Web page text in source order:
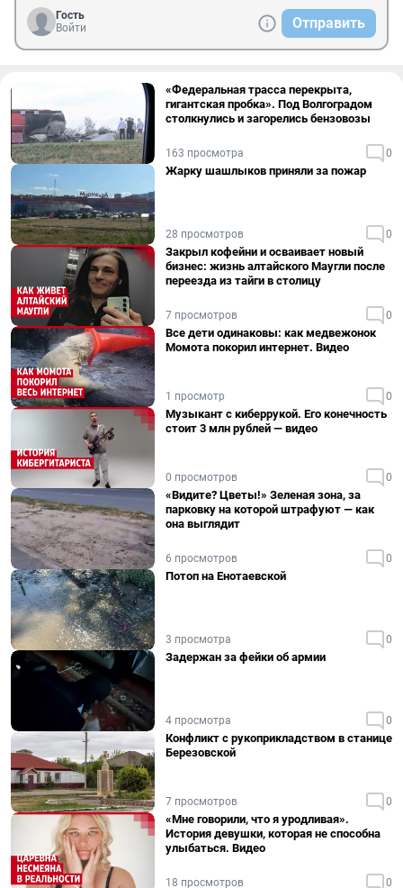
Гость
Войти
Отправить
«Федеральная трасса перекрыта,
гигантская пробка». Под Волгоградом
столкнулись и загорелись бензовозы
163 просмотра 0
Жарку шашлыков приняли за пожар
28 просмотров 0
Закрыл кофейни и осваивает новый
бизнес: жизнь алтайского Маугли после
переезда из тайги в столицу
7 просмотров 0
Все дети одинаковы: как медвежонок
Момота покорил интернет. Видео
1 просмотр 0
Музыкант с киберрукой. Его конечность
стоит 3 млн рублей — видео
0 просмотров 0
«Видите? Цветы!» Зеленая зона, за
парковку на которой штрафуют — как
она выглядит
6 просмотров 0
Потоп на Енотаевской
3 просмотра 0
Задержан за фейки об армии
4 просмотра 0
Конфликт с рукоприкладством в станице
Березовской
7 просмотров 0
«Мне говорили, что я уродливая».
История девушки, которая не способна
улыбаться. Видео
18 просмотров 0